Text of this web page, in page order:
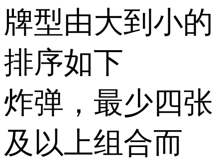
牌型由大到小的
排序如下
炸弹，最少四张
及以上组合而